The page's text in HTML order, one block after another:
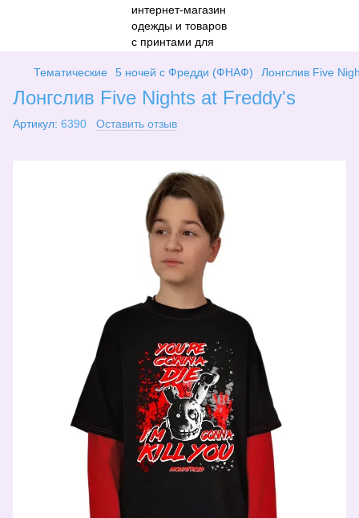
Тематические 5 ночей с Фредди (ФНАФ) Лонгслив Five
Лонгслив Five Nights at Freddy's
Артикул: 6390 Оставить отзыв